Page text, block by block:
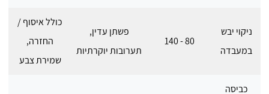
ניקוי יבש
במעבדה
80 - 140
פשתן עדין,
תערובות יוקרתיות
כולל איסוף /
החזרה,
שמירת צבע
כביסה